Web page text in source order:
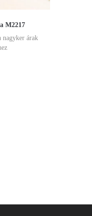
M2217
nagyker árak